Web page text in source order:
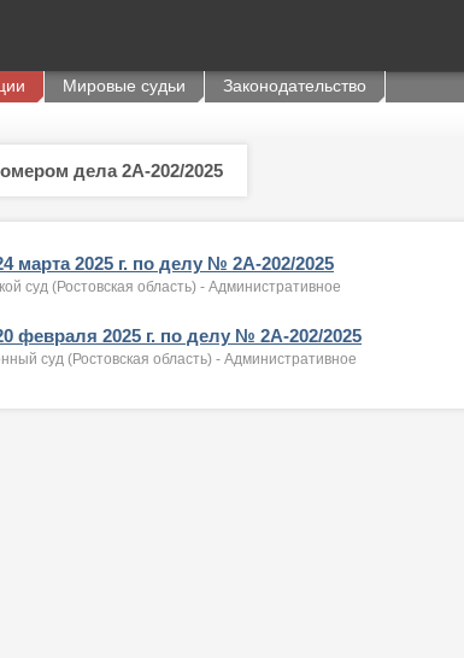
Мировые судьи Законодательство
дела 2А-202/2025
марта 2025 г. по делу № 2А-202/2025
суд (Ростовская область) - Административное
февраля 2025 г. по делу № 2А-202/2025
суд (Ростовская область) - Административное